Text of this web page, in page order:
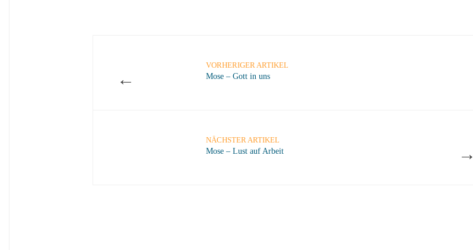
←
VORHERIGER ARTIKEL
Mose – Gott in uns
→
NÄCHSTER ARTIKEL
Mose – Lust auf Arbeit